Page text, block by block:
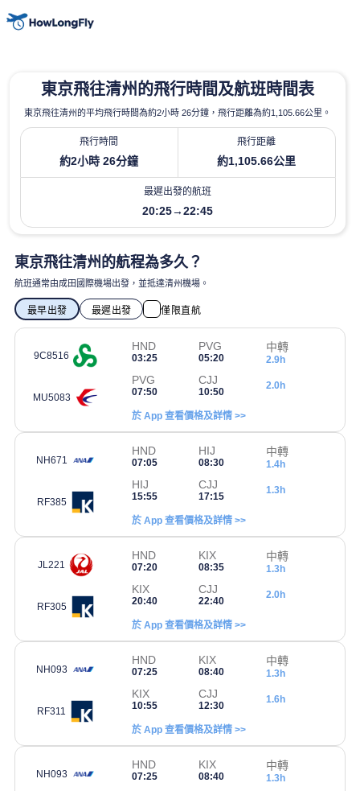
東京飛往清州的飛行時間及航班時間表
東京飛往清州的平均飛行時間為約2小時 26分鐘，飛行距離為約1,105.66公里。
飛行時間
約2小時 26分鐘
飛行距離
約1,105.66公里
最遲出發的航班
20:25→22:45
東京飛往清州的航程為多久？
航班通常由成田國際機場出發，並抵達清州機場。
最早出發 最遲出發 僅限直航
9C8516
HND
03:25
PVG
05:20
中轉
2.9h
MU5083
PVG
07:50
CJJ
10:50
2.0h
於 App 查看價格及詳情 >>
NH671
HND
07:05
HIJ
08:30
中轉
1.4h
RF385
HIJ
15:55
CJJ
17:15
1.3h
於 App 查看價格及詳情 >>
JL221
HND
07:20
KIX
08:35
中轉
1.3h
RF305
KIX
20:40
CJJ
22:40
2.0h
於 App 查看價格及詳情 >>
NH093
HND
07:25
KIX
08:40
中轉
1.3h
RF311
KIX
10:55
CJJ
12:30
1.6h
於 App 查看價格及詳情 >>
NH093
HND
07:25
KIX
08:40
中轉
1.3h